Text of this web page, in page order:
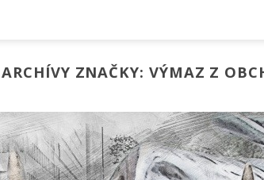
ARCHÍVY ZNAČKY: VÝMAZ Z